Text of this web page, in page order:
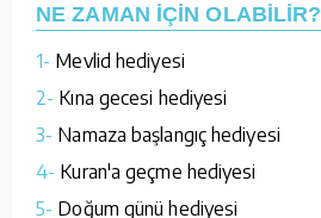
NE ZAMAN İÇİN OLABİLİR?
1- Mevlid hediyesi
2- Kına gecesi hediyesi
3- Namaza başlangıç hediyesi
4- Kuran'a geçme hediyesi
5- Doğum günü hediyesi